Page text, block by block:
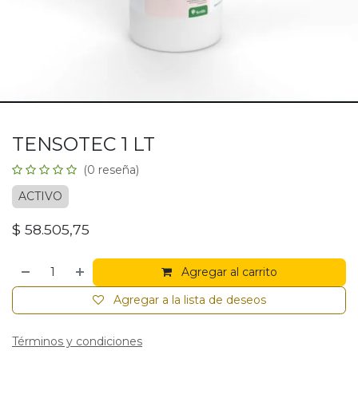
TENSOTEC 1 LT
(0 reseña)
ACTIVO
$ 58.505,75
Agregar al carrito
Agregar a la lista de deseos
Términos y condiciones